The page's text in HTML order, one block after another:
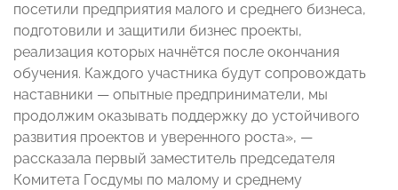
посетили предприятия малого и среднего бизнеса,
подготовили и защитили бизнес проекты,
реализация которых начнётся после окончания
обучения. Каждого участника будут сопровождать
наставники — опытные предприниматели, мы
продолжим оказывать поддержку до устойчивого
развития проектов и уверенного роста», —
рассказала первый заместитель председателя
Комитета Госдумы по малому и среднему